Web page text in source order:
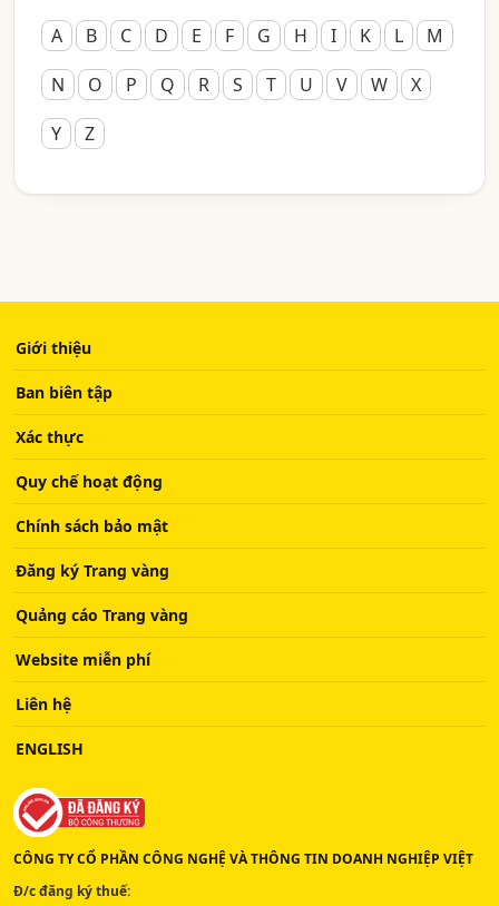
A B C D E F G H I K L
M
N
O P Q R S T U V W
X
Y
Z
Giới thiệu
Ban biên tập
Xác thực
Quy chế hoạt động
Chính sách bảo mật
Đăng ký Trang vàng
Quảng cáo Trang vàng
Website miễn phí
Liên hệ
ENGLISH
CÔNG TY CỔ PHẦN CÔNG NGHỆ VÀ THÔNG TIN DOANH NGHIỆP VIỆT
Đ/c đăng ký thuế: